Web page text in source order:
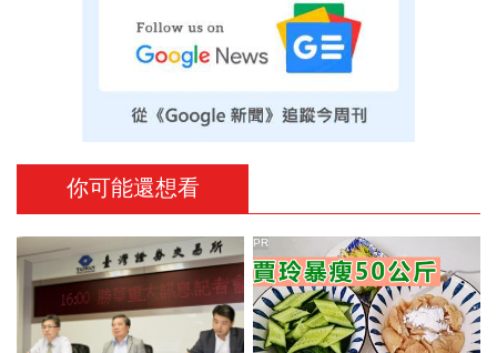
你可能還想看
PR